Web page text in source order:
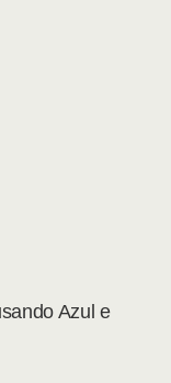
Azul e